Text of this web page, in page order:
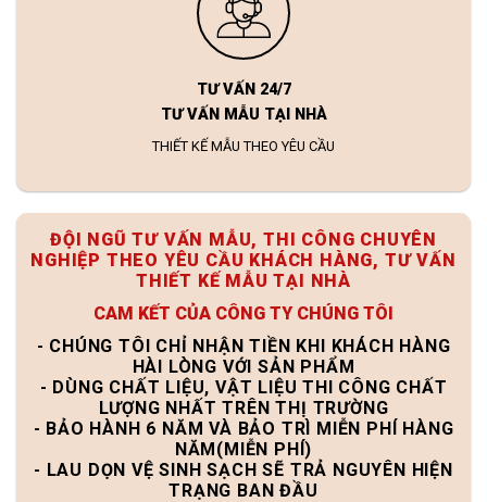
TƯ VẤN 24/7
TƯ VẤN MẪU TẠI NHÀ
THIẾT KẾ MẪU THEO YÊU CẦU
ĐỘI NGŨ TƯ VẤN MẪU, THI CÔNG CHUYÊN
NGHIỆP THEO YÊU CẦU KHÁCH HÀNG, TƯ VẤN
THIẾT KẾ MẪU TẠI NHÀ
CAM KẾT CỦA CÔNG TY CHÚNG TÔI
- CHÚNG TÔI CHỈ NHẬN TIỀN KHI KHÁCH HÀNG
HÀI LÒNG VỚI SẢN PHẨM
- DÙNG CHẤT LIỆU, VẬT LIỆU THI CÔNG CHẤT
LƯỢNG NHẤT TRÊN THỊ TRƯỜNG
- BẢO HÀNH 6 NĂM VÀ BẢO TRÌ MIỄN PHÍ HÀNG
NĂM(MIỄN PHÍ)
- LAU DỌN VỆ SINH SẠCH SẼ TRẢ NGUYÊN HIỆN
TRẠNG BAN ĐẦU